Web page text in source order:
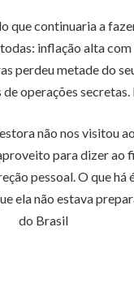
continuaria a
inflação alta
metade do
operações
não nos
para dizer ao
pessoal. O que
não estava
do Brasil